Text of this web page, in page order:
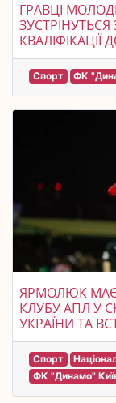
ГРАВЦІ
Спорт ФК
ЯРМОЛЮК МАЄ
КЛУБУ АПЛ У
УКРАЇНИ ТА
Спорт
ФК "Динамо"